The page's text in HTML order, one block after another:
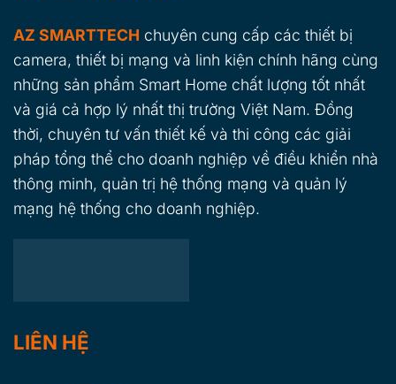
AZ SMARTTECH chuyên cung cấp các thiết bị
camera, thiết bị mạng và linh kiện chính hãng cùng
những sản phẩm Smart Home chất lượng tốt nhất
và giá cả hợp lý nhất thị trường Việt Nam. Đồng
thời, chuyên tư vấn thiết kế và thi công các giải
pháp tổng thể cho doanh nghiệp về điều khiển nhà
thông minh, quản trị hệ thống mạng và quản lý
mạng hệ thống cho doanh nghiệp.
LIÊN HỆ